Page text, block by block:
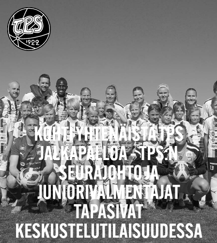
KOHTI YHTENÄISTÄ TPS
JALKAPALLOA – TPS:N
SEURAJOHTO JA
JUNIORIVALMENTAJAT
TAPASIVAT
KESKUSTELUTILAISUUDESSA